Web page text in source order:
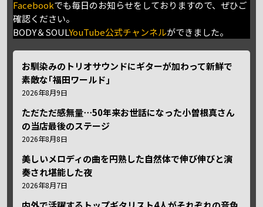
Facebookでも毎日のお知らせをしておりますので、ぜひご
確認ください。
BODY＆SOULYouTube公式チャンネルができました。
お馴染みのトリオサウンドにギターが加わって新鮮で
素敵な｢福田ワールド｣
2026年8月9日
ただただ感無量⋯50年来お世話になった小曽根真さん
の当店最後のステージ
2026年8月8日
美しいメロディの曲を円熟した自然体で伸び伸びと演
奏され堪能した夜
2026年8月7日